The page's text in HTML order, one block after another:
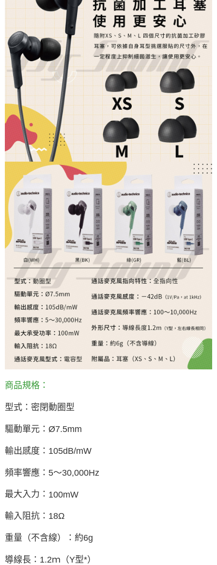
商品規格：
型式：密閉動圈型
驅動單元： Ø7.5mm
輸出感度： 105dB/mW
頻率響應： 5～30,000Hz
最大入力： 100mW
輸入阻抗： 18Ω
重量（不含線）：約6g
導線長： 1.2ｍ（Y型*）